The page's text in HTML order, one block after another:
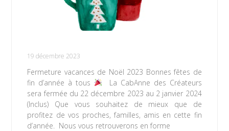
19 décembre 2023
Fermeture vacances de Noël 2023 Bonnes fêtes de
fin d’année à tous
La CabAnne des Créateurs
sera fermée du 22 décembre 2023 au 2 janvier 2024
(Inclus) Que vous souhaitez de mieux que de
profitez de vos proches, familles, amis en cette fin
d’année. Nous vous retrouverons en forme